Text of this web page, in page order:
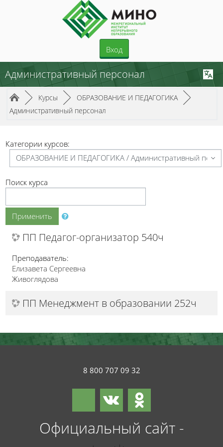
Перейти к основному содержанию
Вход
Административный персонал
Путь к странице
/► Курсы /► ОБРАЗОВАНИЕ И ПЕДАГОГИКА /►
Административный персонал
Категории курсов:
Поиск курса
Применить
ПП Педагог-организатор 540ч
Преподаватель:
Елизавета Сергеевна
Живоглядова
ПП Менеджмент в образовании 252ч
8 800 707 09 32
Официальный сайт -